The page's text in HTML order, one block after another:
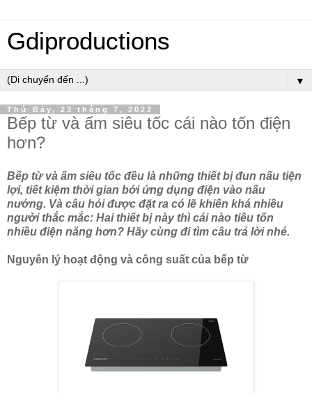
Gdiproductions
▼
Thứ Bảy, 23 tháng 7, 2022
Bếp từ và ấm siêu tốc cái nào tốn điện
hơn?
Bếp từ và ấm siêu tốc đều là những thiết bị đun nấu tiện
lợi, tiết kiệm thời gian bởi ứng dụng điện vào nấu
nướng. Và câu hỏi được đặt ra có lẽ khiến khá nhiều
người thắc mắc: Hai thiết bị này thì cái nào tiêu tốn
nhiều điện năng hơn? Hãy cùng đi tìm câu trả lời nhé.
Nguyên lý hoạt động và công suất của bếp từ